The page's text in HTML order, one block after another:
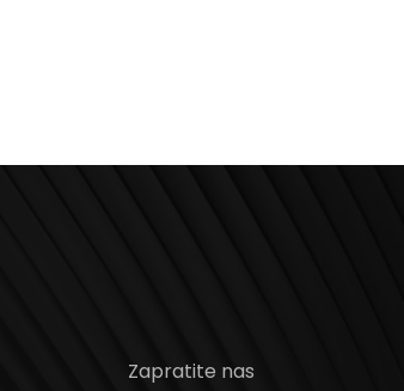
Zapratite nas